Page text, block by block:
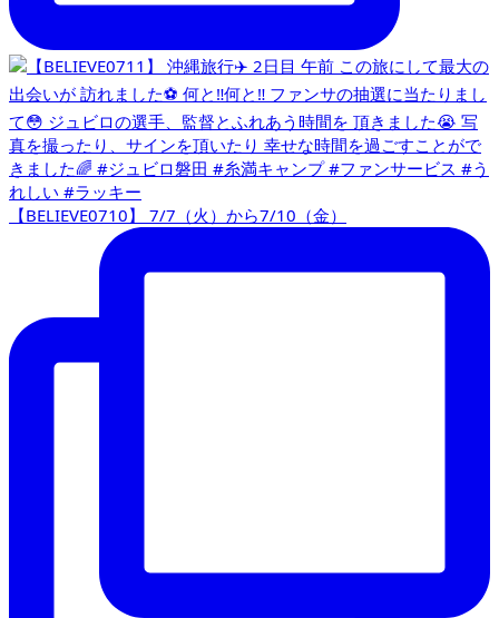
【BELIEVE0710】 7/7（火）から7/10（金）